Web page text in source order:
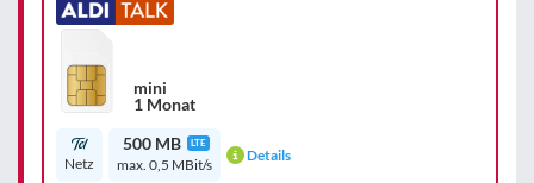
mini
1 Monat
Netz
500 MB LTE
max. 0,5 MBit/s
Details